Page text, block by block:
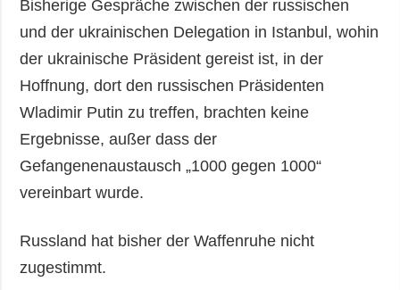
Bisherige Gespräche zwischen der russischen
und der ukrainischen Delegation in Istanbul, wohin
der ukrainische Präsident gereist ist, in der
Hoffnung, dort den russischen Präsidenten
Wladimir Putin zu treffen, brachten keine
Ergebnisse, außer dass der
Gefangenenaustausch „1000 gegen 1000“
vereinbart wurde.
Russland hat bisher der Waffenruhe nicht
zugestimmt.